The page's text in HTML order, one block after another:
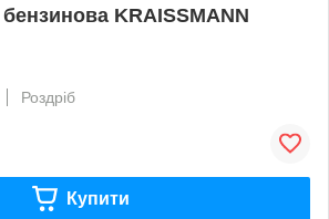
KRAISSMANN
Роздріб
Купити